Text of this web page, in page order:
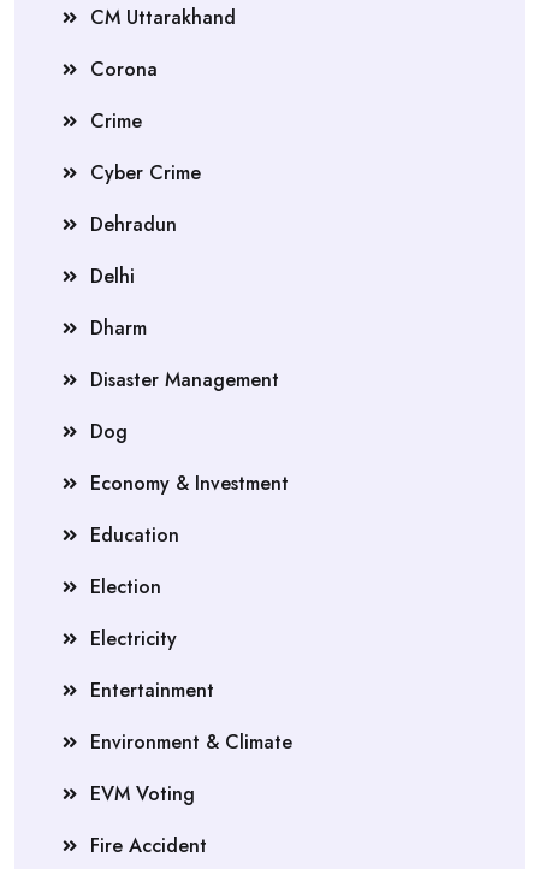
CM Uttarakhand
Corona
Crime
Cyber Crime
Dehradun
Delhi
Dharm
Disaster Management
Dog
Economy & Investment
Education
Election
Electricity
Entertainment
Environment & Climate
EVM Voting
Fire Accident